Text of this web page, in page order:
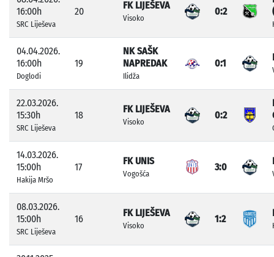
16:00h
SRC Liješeva
20
FK LIJEŠEVA
Visoko
0:2
04.04.2026.
16:00h
Doglodi
19
NK SAŠK
NAPREDAK
Ilidža
0:1
22.03.2026.
15:30h
SRC Liješeva
18
FK LIJEŠEVA
Visoko
0:2
14.03.2026.
15:00h
Hakija Mršo
17
FK UNIS
Vogošća
3:0
08.03.2026.
15:00h
SRC Liješeva
16
FK LIJEŠEVA
Visoko
1:2